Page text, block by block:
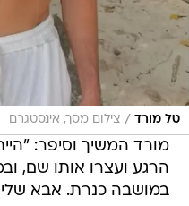
טל מורד / צילום מסך, אינסטגרם
מורד המשיך וסיפר:
הרגע ועצרו אותו שם,
במושבה כנרת. אבא שלי